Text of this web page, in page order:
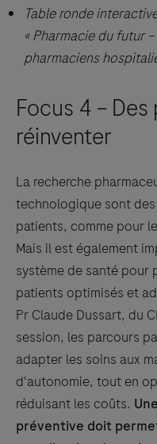
Table ronde
« Pharmacie du futur
pharmaciens
Focus 4 –
réinventer
La recherche
technologique sont
patients, comme pour
Mais il est également
système de santé pour
patients optimisés et
Pr Claude Dussart, du
session, les parcours
adapter les soins aux
d'autonomie, tout en
réduisant les coûts.
préventive doit